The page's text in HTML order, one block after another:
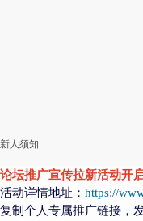
新人须知
论坛推广宣传拉新活动开
活动详情地址： https://
复制个人专属推广链接，